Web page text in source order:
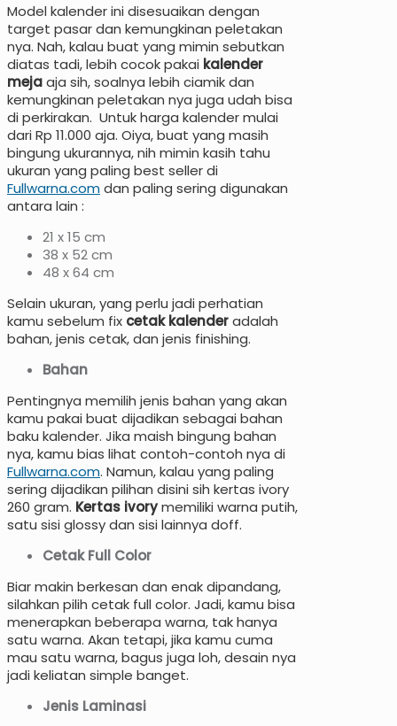
Model kalender ini disesuaikan dengan
target pasar dan kemungkinan peletakan
nya. Nah, kalau buat yang mimin sebutkan
diatas tadi, lebih cocok pakai kalender
mejaaja sih, soalnya lebih ciamik dan
kemungkinan peletakan nya juga udah bisa
di perkirakan. Untuk harga kalender mulai
dari Rp 11.000 aja. Oiya, buat yang masih
bingung ukurannya, nih mimin kasih tahu
ukuran yang paling best seller di
Fullwarna.comdan paling sering digunakan
antara lain :
21 x 15 cm
38 x 52 cm
48 x 64 cm
Selain ukuran, yang perlu jadi perhatian
kamu sebelum fix cetak kalenderadalah
bahan, jenis cetak, dan jenis finishing.
Bahan
Pentingnya memilih jenis bahan yang akan
kamu pakai buat dijadikan sebagai bahan
baku kalender. Jika maish bingung bahan
nya, kamu bias lihat contoh-contoh nya di
Fullwarna.com. Namun, kalau yang paling
sering dijadikan pilihan disini sih kertas ivory
260 gram. Kertas ivorymemiliki warna putih,
satu sisi glossy dan sisi lainnya doff.
Cetak Full Color
Biar makin berkesan dan enak dipandang,
silahkan pilih cetak full color. Jadi, kamu bisa
menerapkan beberapa warna, tak hanya
satu warna. Akan tetapi, jika kamu cuma
mau satu warna, bagus juga loh, desain nya
jadi keliatan simple banget.
Jenis Laminasi